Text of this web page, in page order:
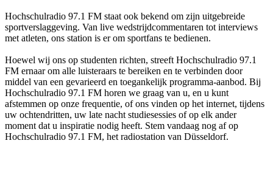
Hochschulradio 97.1 FM staat ook bekend om zijn uitgebreide
sportverslaggeving. Van live wedstrijdcommentaren tot interviews
met atleten, ons station is er om sportfans te bedienen.
Hoewel wij ons op studenten richten, streeft Hochschulradio 97.1
FM ernaar om alle luisteraars te bereiken en te verbinden door
middel van een gevarieerd en toegankelijk programma-aanbod. Bij
Hochschulradio 97.1 FM horen we graag van u, en u kunt
afstemmen op onze frequentie, of ons vinden op het internet, tijdens
uw ochtendritten, uw late nacht studiesessies of op elk ander
moment dat u inspiratie nodig heeft. Stem vandaag nog af op
Hochschulradio 97.1 FM, het radiostation van Düsseldorf.